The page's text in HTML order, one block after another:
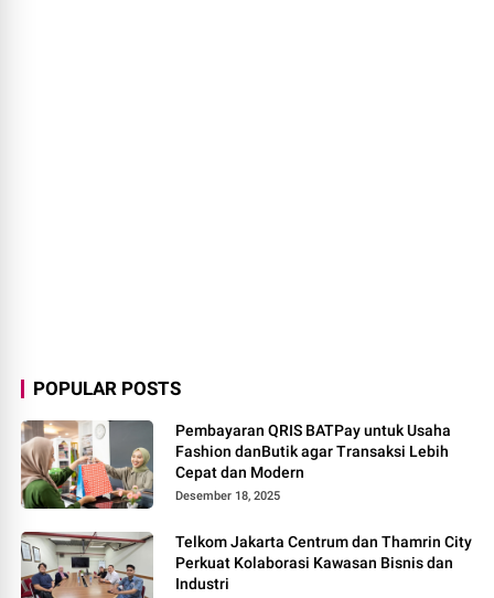
POPULAR POSTS
Pembayaran QRIS BATPay untuk Usaha
Fashion danButik agar Transaksi Lebih
Cepat dan Modern
Desember 18, 2025
Telkom Jakarta Centrum dan Thamrin City
Perkuat Kolaborasi Kawasan Bisnis dan
Industri